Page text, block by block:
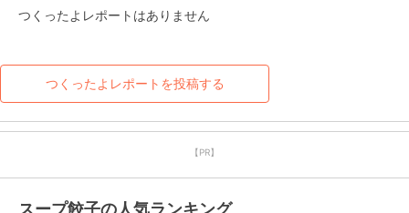
つくったよレポートはありません
つくったよレポートを投稿する
【PR】
スープ餃子の人気ランキング